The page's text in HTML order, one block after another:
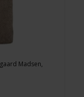
Madsen,